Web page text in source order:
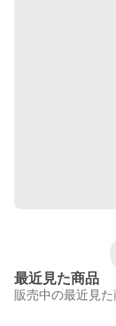
最近見た商品
販売中の最近見た